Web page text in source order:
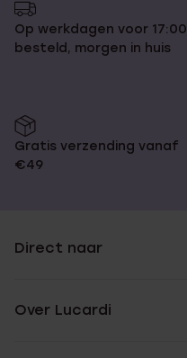
Op werkdagen voor 17:00
besteld, morgen in huis
Gratis verzending vanaf
€49
Direct naar
Over Lucardi